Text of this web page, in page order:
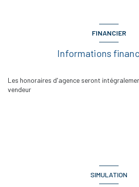
FINANCIER
Informations
Les honoraires d'agence seront
vendeur
SIMULATION